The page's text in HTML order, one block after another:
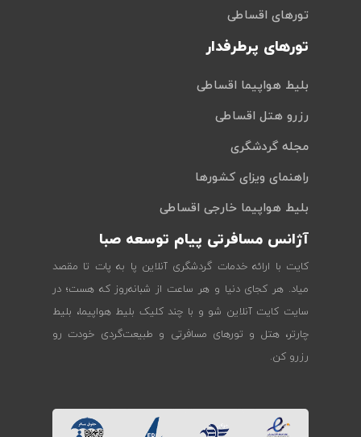
تورهای اقساطی
تورهای پرطرفدار
بلیط هواپیما اقساطی
رزرو هتل اقساطی
مجله گردشگری
راهنمای ویزای کشورها
بلیط هواپیما خارجی اقساطی
آژانس مسافرتی پیام توسعه صبا
کایت با ارائه خدمات گردشگری آنلاین پا به پات تا مقصد
میاد. هر کجای دنیا و هر ساعت از شبانه‌روز که هست؛ در
سایت کایت آنلاین شو و با چند کلیک بلیط هواپیما، بلیط
چارتر، هتل و تورهای مسافرتی و طبیعت‌گردی خودت رو
رزرو کن.